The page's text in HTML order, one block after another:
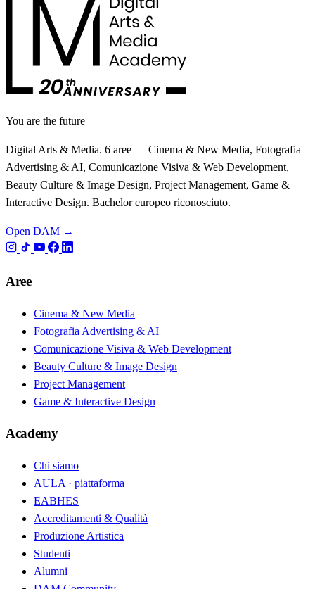
You are the future
Digital Arts & Media. 6 aree — Cinema & New Media, Fotografia
Advertising & AI, Comunicazione Visiva & Web Development,
Beauty Culture & Image Design, Project Management, Game &
Interactive Design. Bachelor europeo riconosciuto.
Open DAM →
Aree
Cinema & New Media
Fotografia Advertising & AI
Comunicazione Visiva & Web Development
Beauty Culture & Image Design
Project Management
Game & Interactive Design
Academy
Chi siamo
AULA · piattaforma
EABHES
Accreditamenti & Qualità
Produzione Artistica
Studenti
Alumni